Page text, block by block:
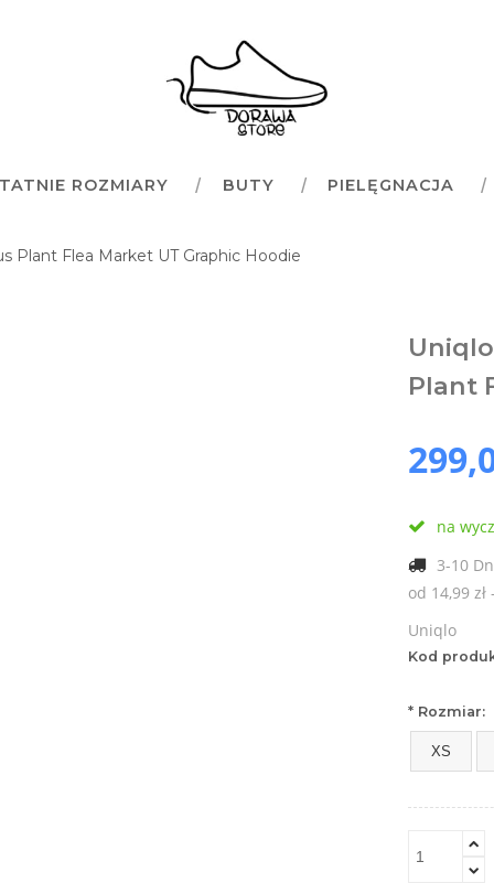
ROZMIARY BUTY PIELĘGNACJA
Plant Flea Market UT Graphic Hoodie
Plant
na
3-10
od 14,99 zł
Cena nie zawiera
Uniqlo
Kod
* Rozmiar:
XS